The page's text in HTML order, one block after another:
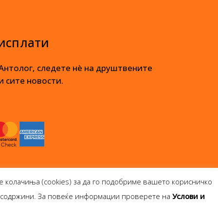
следете нè на друштвените
сите новости.
колачиња (cookies) за да го подобриме вашето корисничко
За повеќе информации проверете на Услови и